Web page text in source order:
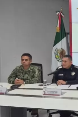
La coordinación
operativo en
hechos delictivos.
revisiones
vehiculares,
y puntos de alta